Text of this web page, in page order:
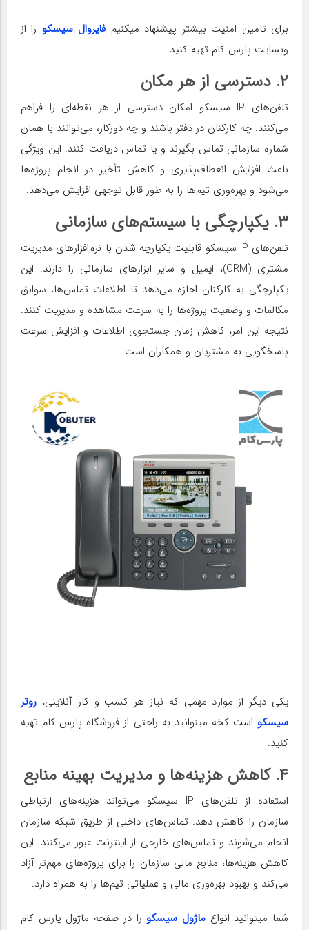
برای تامین امنیت بیشتر پیشنهاد میکنیم فایروال سیسکو را از
وبسایت پارس کام تهیه کنید.
۲. دسترسی از هر مکان
تلفن‌های IP سیسکو امکان دسترسی از هر نقطه‌ای را فراهم
می‌کنند. چه کارکنان در دفتر باشند و چه دورکار، می‌توانند با همان
شماره سازمانی تماس بگیرند و یا تماس دریافت کنند. این ویژگی
باعث افزایش انعطاف‌پذیری و کاهش تأخیر در انجام پروژه‌ها
می‌شود و بهره‌وری تیم‌ها را به طور قابل توجهی افزایش می‌دهد.
۳. یکپارچگی با سیستم‌های سازمانی
تلفن‌های IP سیسکو قابلیت یکپارچه شدن با نرم‌افزارهای مدیریت
مشتری (CRM)، ایمیل و سایر ابزارهای سازمانی را دارند. این
یکپارچگی به کارکنان اجازه می‌دهد تا اطلاعات تماس‌ها، سوابق
مکالمات و وضعیت پروژه‌ها را به سرعت مشاهده و مدیریت کنند.
نتیجه این امر، کاهش زمان جستجوی اطلاعات و افزایش سرعت
پاسخگویی به مشتریان و همکاران است.
یکی دیگر از موارد مهمی که نیاز هر کسب و کار آنلاینی، روتر
سیسکو است کخه مینوانید به راحتی از فروشگاه پارس کام تهیه
کنید.
۴. کاهش هزینه‌ها و مدیریت بهینه منابع
استفاده از تلفن‌های IP سیسکو می‌تواند هزینه‌های ارتباطی
سازمان را کاهش دهد. تماس‌های داخلی از طریق شبکه سازمان
انجام می‌شوند و تماس‌های خارجی از اینترنت عبور می‌کنند. این
کاهش هزینه‌ها، منابع مالی سازمان را برای پروژه‌های مهم‌تر آزاد
می‌کند و بهبود بهره‌وری مالی و عملیاتی تیم‌ها را به همراه دارد.
شما میتوانید انواعماژول سیسکو را در صفحه ماژول پارس کام